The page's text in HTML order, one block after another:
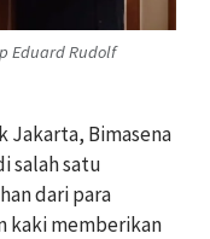
Eduard Rudolf
Jakarta, Bimasena
salah satu
dari para
kaki memberikan